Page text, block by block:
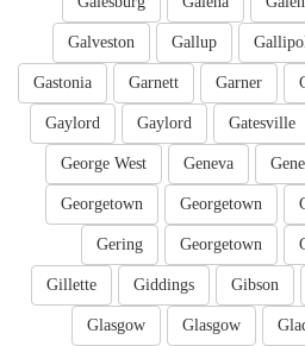
Gallup
Galveston
Garner
Garnett
Gastonia
Gatesville
Gaylord
Gaylord
Geneva
George West
Georgetown
Georgetown
Georgetown
Gering
Gibson
Giddings
Gillette
Glasgow
Glasgow